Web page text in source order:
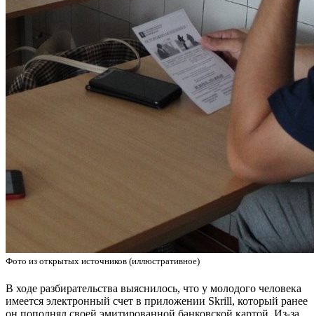
Фото из открытых источников (иллюстративное)
В ходе разбирательства выяснилось, что у молодого человека
имеется электронный счет в приложении Skrill, который ранее